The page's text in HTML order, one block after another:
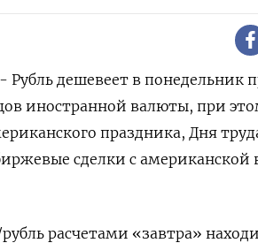
дешевеет в понедельник
иностранной валюты, при
праздника, Дня
сделки с американской
расчетами «завтра»